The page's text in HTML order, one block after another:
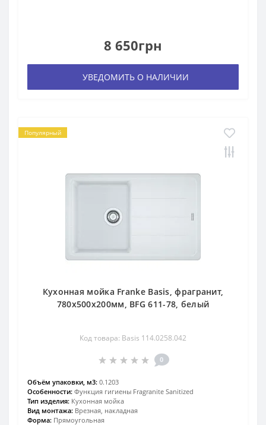
8 650грн
УВЕДОМИТЬ О НАЛИЧИИ
Популярный
Кухонная мойка Franke Basis, фрагранит,
780х500х200мм, BFG 611-78, белый
Код товара: Basis 114.0258.042
0
Объём упаковки, м3: 0.1203
Особенности: Функция гигиены Fragranite Sanitized
Тип изделия: Кухонная мойка
Вид монтажа: Врезная, накладная
Форма: Прямоугольная